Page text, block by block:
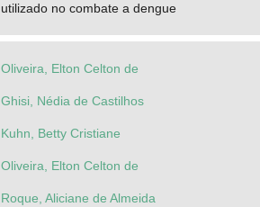
utilizado no combate a dengue
Oliveira, Elton Celton de
Ghisi, Nédia de Castilhos
Kuhn, Betty Cristiane
Oliveira, Elton Celton de
Roque, Aliciane de Almeida